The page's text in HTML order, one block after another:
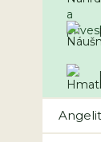
Angelit